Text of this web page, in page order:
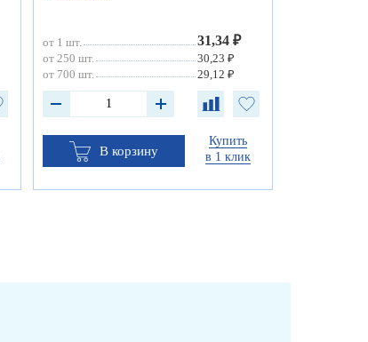
от 1 шт. 31,34 ₽
от 250 шт.
30,23 ₽
от 700 шт.
29,12 ₽
В корзину
Купить
в 1 клик